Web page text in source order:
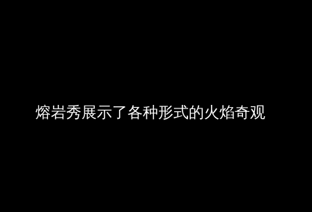
熔岩秀展示了各种形式的火焰奇观